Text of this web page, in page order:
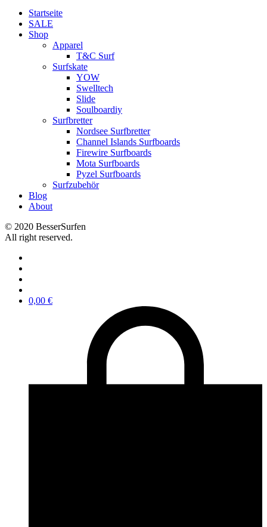
Startseite
SALE
Shop
Apparel
T&C Surf
Surfskate
YOW
Swelltech
Slide
Soulboardiy
Surfbretter
Nordsee Surfbretter
Channel Islands Surfboards
Firewire Surfboards
Mota Surfboards
Pyzel Surfboards
Surfzubehör
Blog
About
© 2020 BesserSurfen
All right reserved.
0,00 €